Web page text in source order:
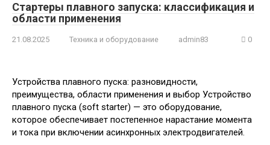
Стартеры плавного запуска: классификация и
области применения
21.08.2025 Техника и оборудование admin83 0
Устройства плавного пуска: разновидности,
преимущества, области применения и выбор Устройство
плавного пуска (soft starter) — это оборудование,
которое обеспечивает постепенное нарастание момента
и тока при включении асинхронных электродвигателей.